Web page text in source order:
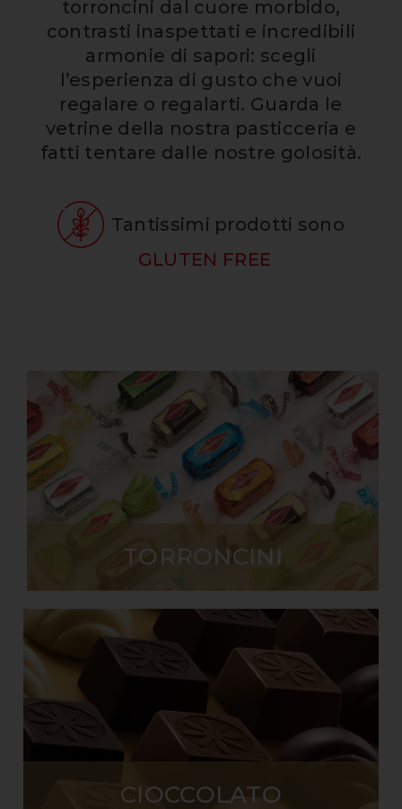
torroncini dal cuore morbido,
contrasti inaspettati e incredibili
armonie di sapori: scegli
l’esperienza di gusto che vuoi
regalare o regalarti. Guarda le
vetrine della nostra pasticceria e
fatti tentare dalle nostre golosità.
Tantissimi prodotti sono
GLUTEN FREE
TORRONCINI
CIOCCOLATO